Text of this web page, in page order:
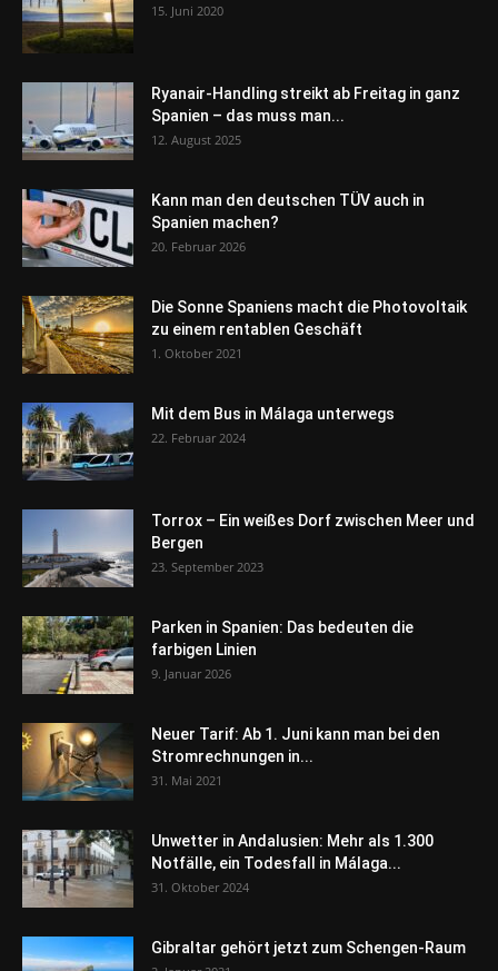
15. Juni 2020
Ryanair-Handling streikt ab Freitag in ganz
Spanien – das muss man...
12. August 2025
Kann man den deutschen TÜV auch in
Spanien machen?
20. Februar 2026
Die Sonne Spaniens macht die Photovoltaik
zu einem rentablen Geschäft
1. Oktober 2021
Mit dem Bus in Málaga unterwegs
22. Februar 2024
Torrox – Ein weißes Dorf zwischen Meer und
Bergen
23. September 2023
Parken in Spanien: Das bedeuten die
farbigen Linien
9. Januar 2026
Neuer Tarif: Ab 1. Juni kann man bei den
Stromrechnungen in...
31. Mai 2021
Unwetter in Andalusien: Mehr als 1.300
Notfälle, ein Todesfall in Málaga...
31. Oktober 2024
Gibraltar gehört jetzt zum Schengen-Raum